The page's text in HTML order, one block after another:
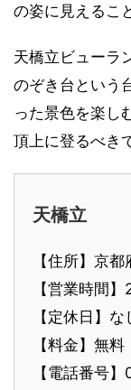
の姿に見えるこ
天橋立ビューラ
のぞき台という
った景色を楽し
頂上に登るべき
天橋立
【住所】京
【営業時間
【定休日】な
【料金】無料
【電話番号